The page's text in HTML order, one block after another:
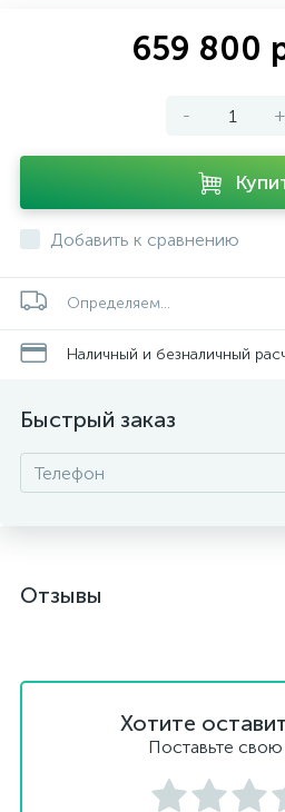
659 800
- +
Добавить к сравнению
Определяем...
Наличный и безналичный
Быстрый заказ
Отзывы
Хотите
Поставьте